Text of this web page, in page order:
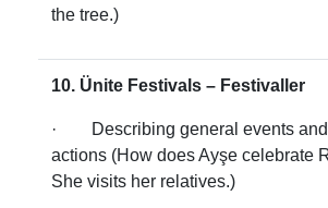
the tree.)
10. Ünite Festivals – Festivaller
· Describing general events and
actions (How does Ayşe celebrate
She visits her relatives.)